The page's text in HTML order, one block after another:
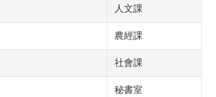
人文課
農經課
社會課
秘書室